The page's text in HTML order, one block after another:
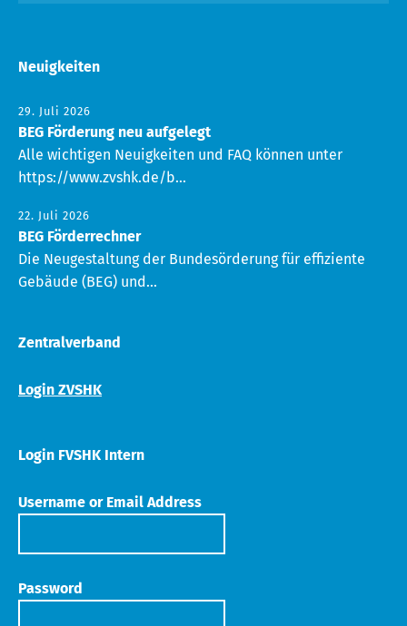
Neuigkeiten
29. Juli 2026
BEG Förderung neu aufgelegt
Alle wichtigen Neuigkeiten und FAQ können unter
https://www.zvshk.de/b...
22. Juli 2026
BEG Förderrechner
Die Neugestaltung der Bundesörderung für effiziente
Gebäude (BEG) und...
Zentralverband
Login ZVSHK
Login FVSHK Intern
Username or Email Address
Password